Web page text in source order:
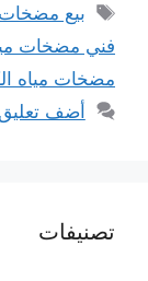
الوسوم
بيع مضخات
فني مضخات
مضخات مياه
أضف تعليق
تصنيفات